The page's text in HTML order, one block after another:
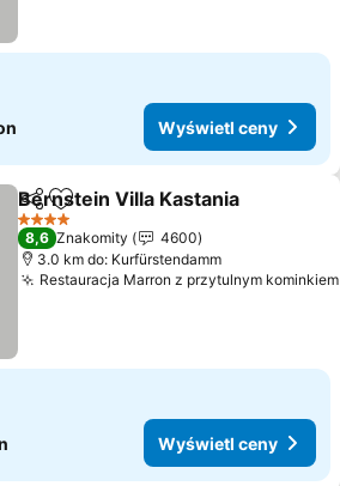
Wyświetl ceny
Udostępnij
Dodaj do ulubionych
Bernstein Villa Kastania
4 Kategoria
8,6 Znakomity
4600
3.0 km do: Kurfürstendamm
Restauracja Marron z przytulnym kominkiem
Wyświetl ceny